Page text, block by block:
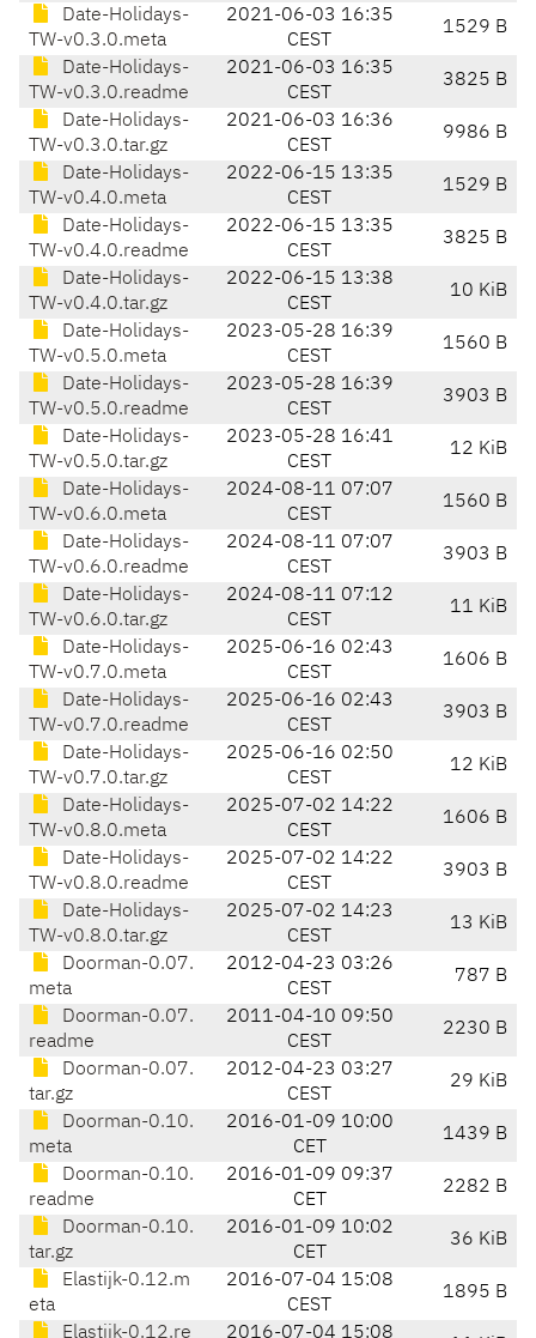
Date-Holidays-
TW-v0.3.0.meta
2021-06-03 16:35
CEST
1529 B
Date-Holidays-
TW-v0.3.0.readme
2021-06-03 16:35
CEST
3825 B
Date-Holidays-
TW-v0.3.0.tar.gz
2021-06-03 16:36
CEST
9986 B
Date-Holidays-
TW-v0.4.0.meta
2022-06-15 13:35
CEST
1529 B
Date-Holidays-
TW-v0.4.0.readme
2022-06-15 13:35
CEST
3825 B
Date-Holidays-
TW-v0.4.0.tar.gz
2022-06-15 13:38
CEST
10 KiB
Date-Holidays-
TW-v0.5.0.meta
2023-05-28 16:39
CEST
1560 B
Date-Holidays-
TW-v0.5.0.readme
2023-05-28 16:39
CEST
3903 B
Date-Holidays-
TW-v0.5.0.tar.gz
2023-05-28 16:41
CEST
12 KiB
Date-Holidays-
TW-v0.6.0.meta
2024-08-11 07:07
CEST
1560 B
Date-Holidays-
TW-v0.6.0.readme
2024-08-11 07:07
CEST
3903 B
Date-Holidays-
TW-v0.6.0.tar.gz
2024-08-11 07:12
CEST
11 KiB
Date-Holidays-
TW-v0.7.0.meta
2025-06-16 02:43
CEST
1606 B
Date-Holidays-
TW-v0.7.0.readme
2025-06-16 02:43
CEST
3903 B
Date-Holidays-
TW-v0.7.0.tar.gz
2025-06-16 02:50
CEST
12 KiB
Date-Holidays-
TW-v0.8.0.meta
2025-07-02 14:22
CEST
1606 B
Date-Holidays-
TW-v0.8.0.readme
2025-07-02 14:22
CEST
3903 B
Date-Holidays-
TW-v0.8.0.tar.gz
2025-07-02 14:23
CEST
13 KiB
Doorman-0.07.
meta
2012-04-23 03:26
CEST
787 B
Doorman-0.07.
readme
2011-04-10 09:50
CEST
2230 B
Doorman-0.07.
tar.gz
2012-04-23 03:27
CEST
29 KiB
Doorman-0.10.
meta
2016-01-09 10:00
CET
1439 B
Doorman-0.10.
readme
2016-01-09 09:37
CET
2282 B
Doorman-0.10.
tar.gz
2016-01-09 10:02
CET
36 KiB
Elastijk-0.12.m
eta
2016-07-04 15:08
CEST
1895 B
Elastijk-0.12.re
2016-07-04 15:08